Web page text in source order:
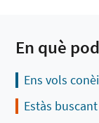
En què
Ens vols
Estàs